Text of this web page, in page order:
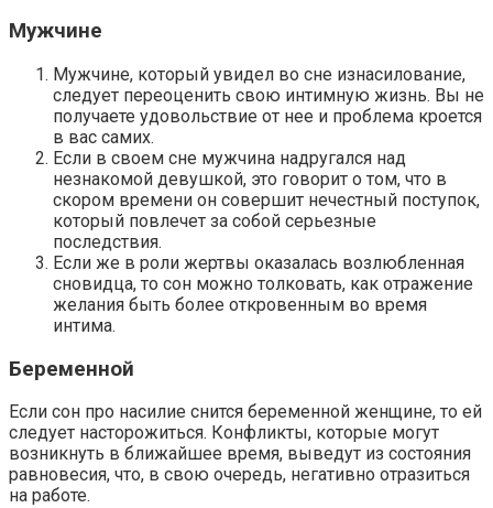
Мужчине
Мужчине, который увидел во сне изнасилование,
следует переоценить свою интимную жизнь. Вы не
получаете удовольствие от нее и проблема кроется
в вас самих.
Если в своем сне мужчина надругался над
незнакомой девушкой, это говорит о том, что в
скором времени он совершит нечестный поступок,
который повлечет за собой серьезные
последствия.
Если же в роли жертвы оказалась возлюбленная
сновидца, то сон можно толковать, как отражение
желания быть более откровенным во время
интима.
Беременной
Если сон про насилие снится беременной женщине, то ей
следует насторожиться. Конфликты, которые могут
возникнуть в ближайшее время, выведут из состояния
равновесия, что, в свою очередь, негативно отразиться
на работе.